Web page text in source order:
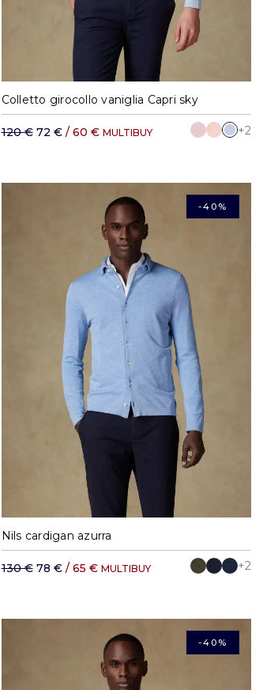
S M L XL XXL
Colletto girocollo vaniglia Capri sky
120 € 72 €/ 60 € MULTIBUY +2
-40%
S M
Nils cardigan azurra
130 € 78 €/ 65 € MULTIBUY +2
-40%